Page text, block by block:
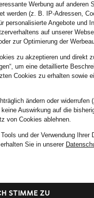
Werbung auf anderen
werden (z. B. IP-Adressen,
personalisierte Angebote und
auf unserer
zur Optimierung der
zu akzeptieren und direkt
um eine detaillierte
Cookies zu erhalten sowie
ändern oder widerrufen
Auswirkung auf die
von Cookies ablehnen.
und der Verwendung Ihrer
Sie in unserer
STIMME ZU